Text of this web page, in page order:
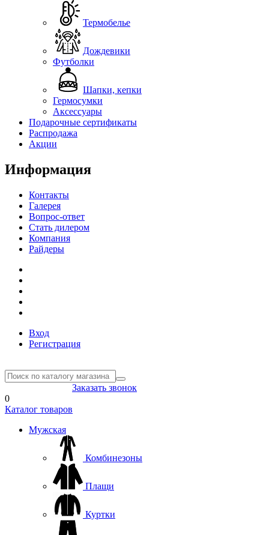
Термобелье
Дождевики
Футболки
Шапки, кепки
Гермосумки
Аксессуары
Подарочные сертификаты
Распродажа
Акции
Информация
Контакты
Галерея
Вопрос-ответ
Стать дилером
Компания
Райдеры
Вход
Регистрация
Заказать звонок
0
Каталог товаров
Мужская
Комбинезоны
Плащи
Куртки